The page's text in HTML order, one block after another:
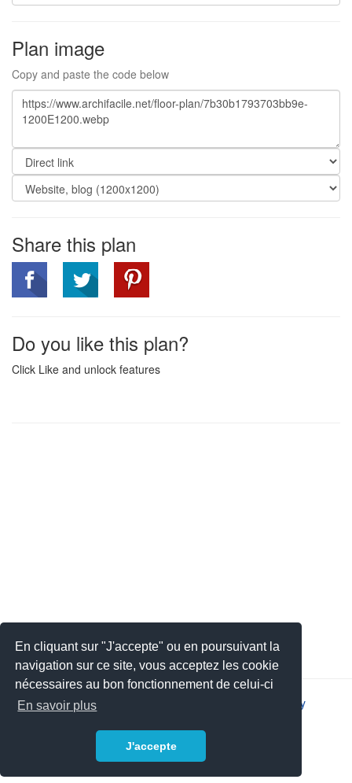
En cliquant sur "J'accepte" ou en poursuivant la
navigation sur ce site, vous acceptez les cookie
nécessaires au bon fonctionnement de celui-ci
En savoir plus
J'accepte
Plan image
Copy and paste the code below
Share this plan
Do you like this plan?
Click Like and unlock features
2026 © JSYS | Privacy policy